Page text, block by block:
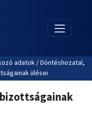
adatok / Döntéshozatal,
ülései